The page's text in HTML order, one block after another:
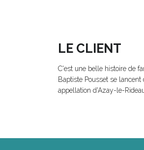
LE CLIENT
C'est une belle histoire de
Baptiste Pousset se
appellation d'Azay-le-